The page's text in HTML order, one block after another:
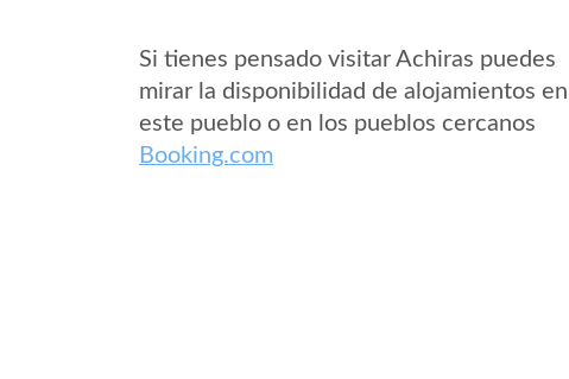
Si tienes pensado visitar Achiras puedes
mirar la disponibilidad de alojamientos en
este pueblo o en los pueblos cercanos
Booking.com